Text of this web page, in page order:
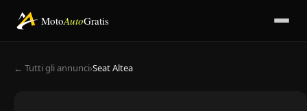
MotoAutoGratis
← Tutti gli annunci›Seat Altea